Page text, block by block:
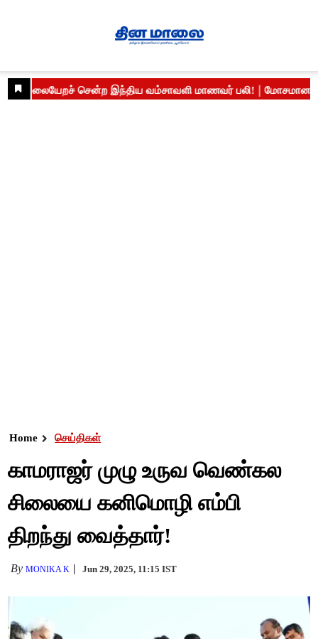
Home செய்திகள்
காமராஜர் முழு உருவ வெண்கல
சிலையை கனிமொழி எம்பி
திறந்து வைத்தார்!
ByMONIKA K Jun 29, 2025, 11:15 IST